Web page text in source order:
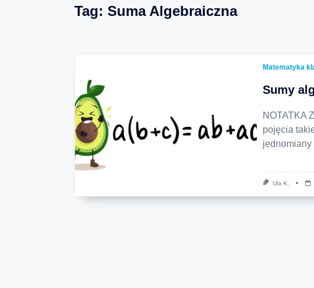
Tag: Suma Algebraiczna
Matematyka
Sumy
NOTATKA
pojęcia
Ula K.